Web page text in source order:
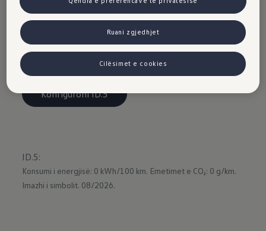
rreziku
mund të komunikojnë me njëri-tjetrin dhe
kështu të tërheqin vëmendjen tek vetja në rast
prishjeje ose aksidenti. Komunikimi funksionon
me teknologjinë Car2X përmes WLAN. 1
Konfiguroni ID.5
ID.5:
Konsumi i energjisë: 0 kWh/100 km. Emetimet e CO₂: 0 g/km.
Imazhi i simbolit. 08/2026.
Ruani zgjedhjet
Cilësimet e cookies